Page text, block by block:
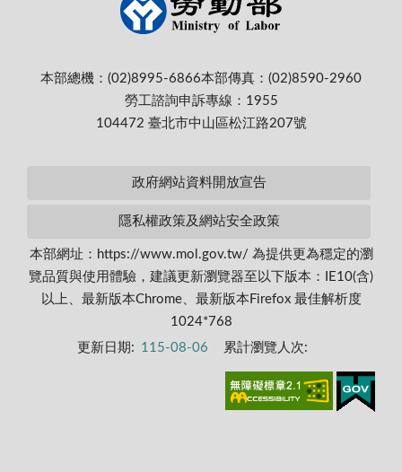
本部總機：(02)8995-6866本部傳真：(02)8590-2960
勞工諮詢申訴專線：1955
104472 臺北市中山區松江路207號
政府網站資料開放宣告
隱私權政策及網站安全政策
本部網址：https://www.mol.gov.tw/ 為提供更為穩定的瀏
覽品質與使用體驗，建議更新瀏覽器至以下版本：IE10(含)
以上、最新版本Chrome、最新版本Firefox 最佳解析度
1024*768
更新日期: 115-08-06 累計瀏覽人次: